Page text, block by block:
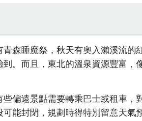
森睡魔祭，秋天有奧入瀨溪流的
。而且，東北的溫泉資源豐富，
偏遠景點需要轉乘巴士或租車，
能封閉，規劃時得特別留意天氣